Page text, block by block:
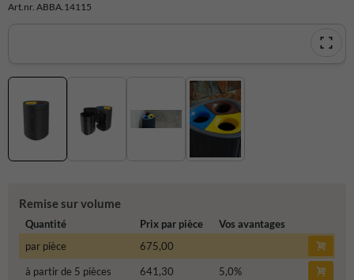
Art.nr. ABBA.14115
Remise sur volume
Quantité Prix par pièce
Vos avantages
par pièce
675,00
à partir de 5 pièces
641,30 5,0%